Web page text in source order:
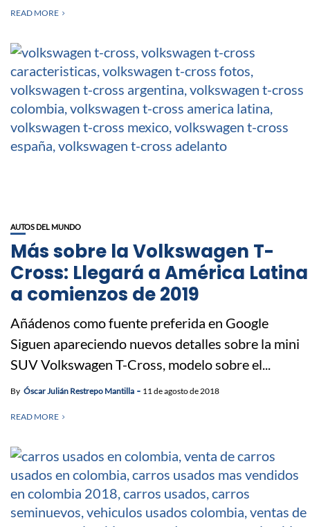
READ MORE
AUTOS DEL MUNDO
Más sobre la Volkswagen T-
Cross: Llegará a América Latina
a comienzos de 2019
Añádenos como fuente preferida en Google
Siguen apareciendo nuevos detalles sobre la mini
SUV Volkswagen T-Cross, modelo sobre el...
By Óscar Julián Restrepo Mantilla 11 de agosto de 2018
READ MORE